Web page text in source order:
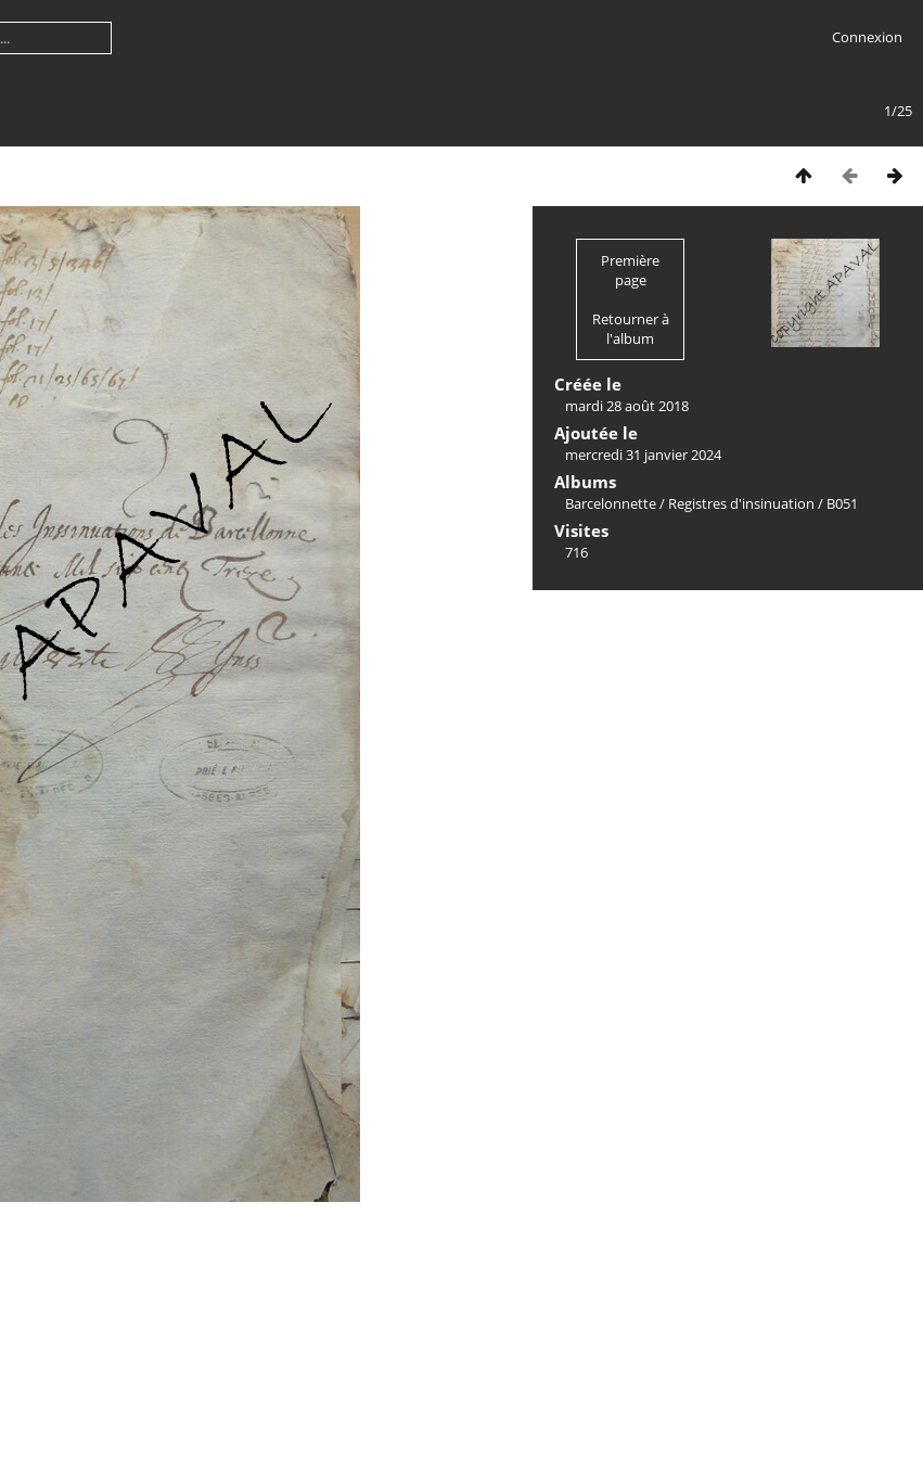
Connexion
1/25
Première
page
Retourner à
l'album
Créée le
mardi 28 août 2018
Ajoutée le
mercredi 31 janvier 2024
Albums
Barcelonnette/ Registres d'insinuation / B051
Visites
716